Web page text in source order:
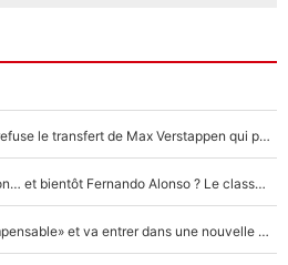
F1 - Une légende de McLaren refuse le transfert de Max Verstappen qui pourrait «faire des vagues» et plomber l'ambiance dans l'équipe
Max Verstappen, Lewis Hamilton… et bientôt Fernando Alonso ? Le classement des pilotes les mieux payés en Formule 1 risque de changer !
F1 - Alpine signe un accord «impensable» et va entrer dans une nouvelle dimension : Grande nouvelle pour Pierre Gasly !